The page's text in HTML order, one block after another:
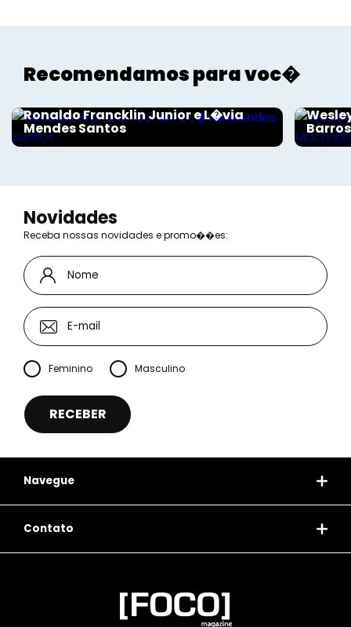
Recomendamos para voc�
Ronaldo Francklin Junior e L�via
Mendes Santos
Novidades
Receba nossas novidades e promo��es:
Feminino Masculino
Navegue
Contato